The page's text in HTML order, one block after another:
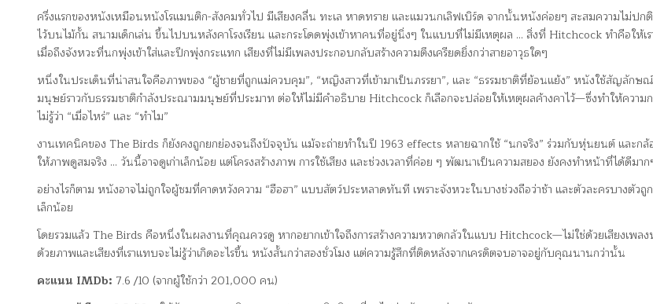
ครึ่งแรกของหนังเหมือนหนังโรแมนติก-สังคมทั่วไป มีเสียงคลื่น ทะเล หาดทราย และแมวนกเลิฟเบิร์ด จากนั้นหนังค่อยๆ สะสมความไม่ปก
ไว้บนไม้กั้น สนามเด็กเล่น ขึ้นไปบนหลังคาโรงเรียน และกระโดดพุ่งเข้าหาคนที่อยู่นิ่งๆ ในแบบที่ไม่มีเหตุผล … สิ่งที่ Hitchcock ทำคือให้เร
เมื่อถึงจังหวะที่นกพุ่งเข้าใส่และปีกพุ่งกระแทก เสียงที่ไม่มีเพลงประกอบกลับสร้างความตึงเครียดยิ่งกว่าสายอาวุธใดๆ
หนึ่งในประเด็นที่น่าสนใจคือภาพของ “ผู้ชายที่ถูกแม่ควบคุม”, “หญิงสาวที่เข้ามาเป็นภรรยา”, และ “ธรรมชาติที่ย้อนแย้ง” หนังใช้สัญลักษ
มนุษย์ราวกับธรรมชาติกำลังประณามมนุษย์ที่ประมาท ต่อให้ไม่มีคำอธิบาย Hitchcock ก็เลือกจะปล่อยให้เหตุผลค้างคาไว้—ซึ่งทำให้ความกลั
ไม่รู้ว่า “เมื่อไหร่” และ “ทำไม”
งานเทคนิคของ The Birds ก็ยังคงถูกยกย่องจนถึงปัจจุบัน แม้จะถ่ายทำในปี 1963 effects หลายฉากใช้ “นกจริง” ร่วมกับหุ่นยนต์ และก
ให้ภาพดูสมจริง … วันนี้อาจดูเก่าเล็กน้อย แต่โครงสร้างภาพ การใช้เสียง และช่วงเวลาที่ค่อย ๆ พัฒนาเป็นความสยอง ยังคงทำหน้าที่ได้ดีมาก
อย่างไรก็ตาม หนังอาจไม่ถูกใจผู้ชมที่คาดหวังความ “ฮือฮา” แบบสัตว์ประหลาดทันที เพราะจังหวะในบางช่วงถือว่าช้า และตัวละครบางตัวถู
เล็กน้อย
โดยรวมแล้ว The Birds คือหนึ่งในผลงานที่คุณควรดู หากอยากเข้าใจถึงการสร้างความหวาดกลัวในแบบ Hitchcock—ไม่ใช่ด้วยเสียงเพล
ด้วยภาพและเสียงที่เราแทบจะไม่รู้ว่าเกิดอะไรขึ้น หนังสั้นกว่าสองชั่วโมง แต่ความรู้สึกที่ติดหลังจากเครดิตจบอาจอยู่กับคุณนานกว่านั้น
คะแนน IMDb: 7.6 /10 (จากผู้ใช้กว่า 201,000 คน)